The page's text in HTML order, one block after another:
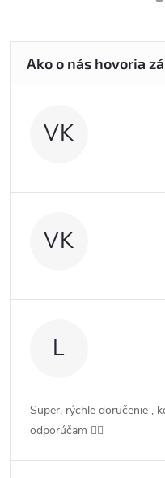
VK
VK
L
Super, rýchle doručenie ,
odporúčam 👍🏻